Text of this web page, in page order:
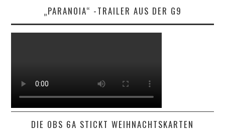
„PARANOIA“ -TRAILER AUS DER G9
DIE OBS 6A STICKT WEIHNACHTSKARTEN